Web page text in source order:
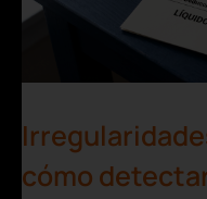
cómo